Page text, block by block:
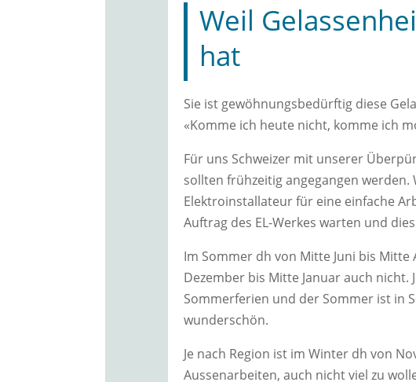
Weil
hat
Sie ist gewöhnungsbedürftig diese
«Komme ich heute nicht, komme ich
Für uns Schweizer mit unserer
sollten frühzeitig angegangen
Elektroinstallateur für eine einfache
Auftrag des EL-Werkes warten und
Im Sommer dh von Mitte Juni bis
Dezember bis Mitte Januar auch nicht.
Sommerferien und der Sommer ist in
wunderschön.
Je nach Region ist im Winter dh von
Aussenarbeiten, auch nicht viel zu